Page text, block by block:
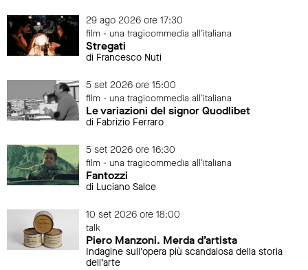
29 ago 2026 ore 17:30
film - una tragicommedia all'italiana
Stregati
di Francesco Nuti
5 set 2026 ore 15:00
film - una tragicommedia all'italiana
Le variazioni del signor Quodlibet
di Fabrizio Ferraro
5 set 2026 ore 16:30
film - una tragicommedia all'italiana
Fantozzi
di Luciano Salce
10 set 2026 ore 18:00
talk
Piero Manzoni. Merda d’artista
Indagine sull’opera più scandalosa della storia
dell’arte